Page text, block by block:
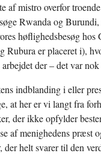
af mistro overfor
Rwanda og
høflighedsbesøg hos
Rubura er placeret i),
der – det var
indblanding i eller
at her er vi langt fra
der ikke opfylder
af menighedens præst
der helt svarer til den